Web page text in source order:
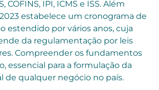
COFINS, IPI, ICMS e ISS. Além
2023 estabelece um cronograma de
estendido por vários anos, cuja
da regulamentação por leis
Compreender os fundamentos
essencial para a formulação da
de qualquer negócio no país.